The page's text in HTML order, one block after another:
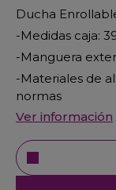
Ducha
-Medidas caja:
-Manguera
-Materiales de
normas
Ver información